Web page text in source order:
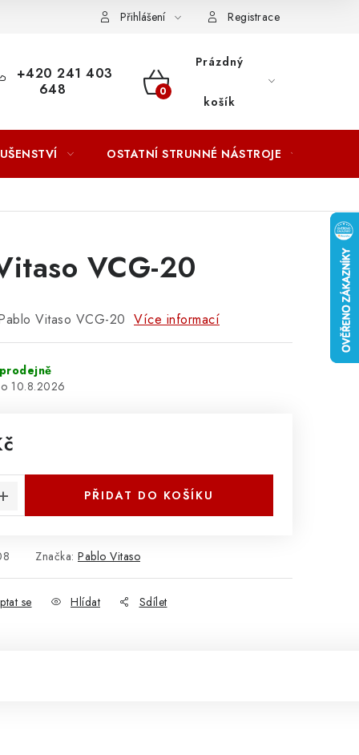
OSOBNÍCH ÚDAJŮ
Přihlášení Registrace
+420 241 403
648
NÁKUPNÍ
Prázdný
košík
OSTATNÍ STRUNNÉ NÁSTROJE
VCG-20
Vitaso VCG-20 Více informací
10.8.2026
PŘIDAT DO KOŠÍKU
Značka: Pablo Vitaso
se Hlídat Sdílet